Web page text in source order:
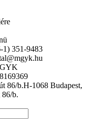
1) 351-9483
H-1068 Budapest,
b.